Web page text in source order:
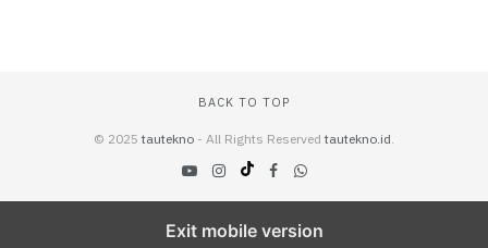
BACK TO TOP
© 2025 tautekno - All Rights Reserved tautekno.id.
Exit mobile version